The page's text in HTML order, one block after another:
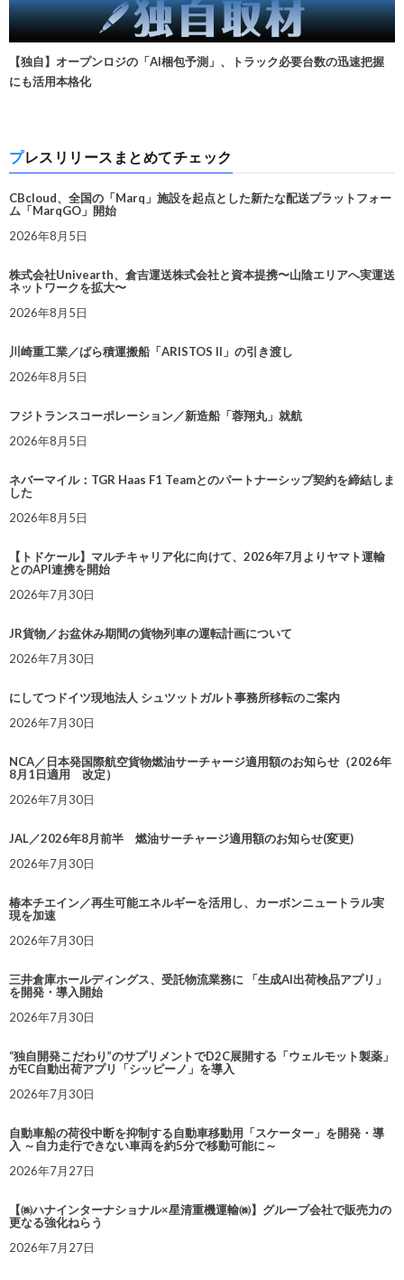
【独自】オープンロジの「AI梱包予測」、トラック必要台数の迅速把握
にも活用本格化
プレスリリースまとめてチェック
CBcloud、全国の「Marq」施設を起点とした新たな配送プラットフォー
ム「MarqGO」開始
2026年8月5日
株式会社Univearth、倉吉運送株式会社と資本提携〜山陰エリアへ実運送
ネットワークを拡大〜
2026年8月5日
川崎重工業／ばら積運搬船「ARISTOS II」の引き渡し
2026年8月5日
フジトランスコーポレーション／新造船「蓉翔丸」就航
2026年8月5日
ネバーマイル：TGR Haas F1 Teamとのパートナーシップ契約を締結しま
した
2026年8月5日
【トドケール】マルチキャリア化に向けて、2026年7月よりヤマト運輸
とのAPI連携を開始
2026年7月30日
JR貨物／お盆休み期間の貨物列車の運転計画について
2026年7月30日
にしてつドイツ現地法人 シュツットガルト事務所移転のご案内
2026年7月30日
NCA／日本発国際航空貨物燃油サーチャージ適用額のお知らせ（2026年
8月1日適用 改定）
2026年7月30日
JAL／2026年8月前半 燃油サーチャージ適用額のお知らせ(変更)
2026年7月30日
椿本チエイン／再生可能エネルギーを活用し、カーボンニュートラル実
現を加速
2026年7月30日
三井倉庫ホールディングス、受託物流業務に 「生成AI出荷検品アプリ」
を開発・導入開始
2026年7月30日
“独自開発こだわり”のサプリメントでD2C展開する「ウェルモット製薬」
がEC自動出荷アプリ「シッピーノ」を導入
2026年7月30日
自動車船の荷役中断を抑制する自動車移動用「スケーター」を開発・導
入 ～自力走行できない車両を約5分で移動可能に～
2026年7月27日
【㈱ハナインターナショナル×星清重機運輸㈱】グループ会社で販売力の
更なる強化ねらう
2026年7月27日